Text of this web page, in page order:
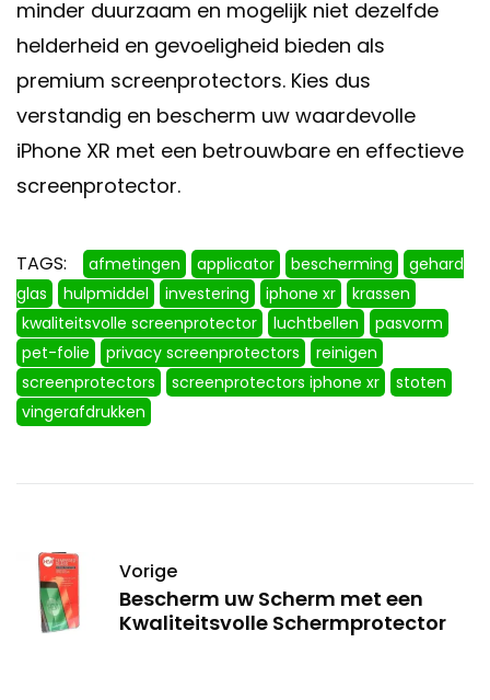
minder duurzaam en mogelijk niet dezelfde
helderheid en gevoeligheid bieden als
premium screenprotectors. Kies dus
verstandig en bescherm uw waardevolle
iPhone XR met een betrouwbare en effectieve
screenprotector.
TAGS: afmetingen applicator bescherming
gehard
glas
hulpmiddel investering iphone xr
krassen
kwaliteitsvolle screenprotector
luchtbellen
pasvorm
pet-folie
privacy screenprotectors
reinigen
screenprotectors
screenprotectors iphone xr
stoten
vingerafdrukken
Vorige
Bescherm uw Scherm met een
Kwaliteitsvolle Schermprotector